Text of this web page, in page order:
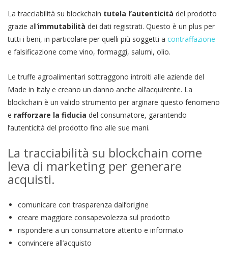
La tracciabilità su blockchain tutela l’autenticità del prodotto
grazie all’immutabilità dei dati registrati. Questo è un plus per
tutti i beni, in particolare per quelli più soggetti a contraffazione
e falsificazione come vino, formaggi, salumi, olio.
Le truffe agroalimentari sottraggono introiti alle aziende del
Made in Italy e creano un danno anche all’acquirente. La
blockchain è un valido strumento per arginare questo fenomeno
e rafforzare la fiducia del consumatore, garantendo
l’autenticità del prodotto fino alle sue mani.
La tracciabilità su blockchain come
leva di marketing per generare
acquisti.
comunicare con trasparenza dall’origine
creare maggiore consapevolezza sul prodotto
rispondere a un consumatore attento e informato
convincere all’acquisto